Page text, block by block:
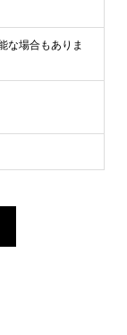
な場合もありま